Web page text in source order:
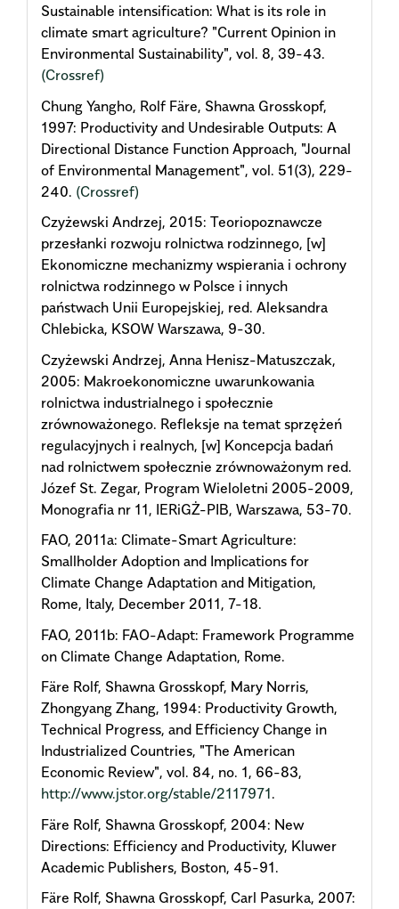
Sustainable intensification: What is its role in
climate smart agriculture? "Current Opinion in
Environmental Sustainability", vol. 8, 39-43.
(Crossref)
Chung Yangho, Rolf Färe, Shawna Grosskopf,
1997: Productivity and Undesirable Outputs: A
Directional Distance Function Approach, "Journal
of Environmental Management", vol. 51(3), 229-
240. (Crossref)
Czyżewski Andrzej, 2015: Teoriopoznawcze
przesłanki rozwoju rolnictwa rodzinnego, [w]
Ekonomiczne mechanizmy wspierania i ochrony
rolnictwa rodzinnego w Polsce i innych
państwach Unii Europejskiej, red. Aleksandra
Chlebicka, KSOW Warszawa, 9-30.
Czyżewski Andrzej, Anna Henisz-Matuszczak,
2005: Makroekonomiczne uwarunkowania
rolnictwa industrialnego i społecznie
zrównoważonego. Refleksje na temat sprzężeń
regulacyjnych i realnych, [w] Koncepcja badań
nad rolnictwem społecznie zrównoważonym red.
Józef St. Zegar, Program Wieloletni 2005-2009,
Monografia nr 11, IERiGŻ-PIB, Warszawa, 53-70.
FAO, 2011a: Climate-Smart Agriculture:
Smallholder Adoption and Implications for
Climate Change Adaptation and Mitigation,
Rome, Italy, December 2011, 7-18.
FAO, 2011b: FAO-Adapt: Framework Programme
on Climate Change Adaptation, Rome.
Färe Rolf, Shawna Grosskopf, Mary Norris,
Zhongyang Zhang, 1994: Productivity Growth,
Technical Progress, and Efficiency Change in
Industrialized Countries, "The American
Economic Review", vol. 84, no. 1, 66-83,
http://www.jstor.org/stable/2117971.
Färe Rolf, Shawna Grosskopf, 2004: New
Directions: Efficiency and Productivity, Kluwer
Academic Publishers, Boston, 45-91.
Färe Rolf, Shawna Grosskopf, Carl Pasurka, 2007: